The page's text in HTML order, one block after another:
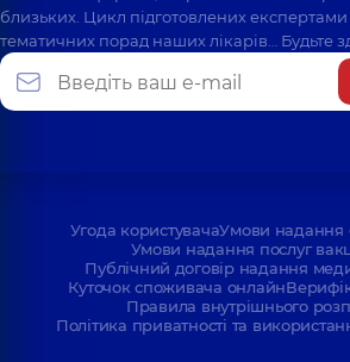
близьких. Цикл підготовлених
тематичних порад наших лікарів… Будьте
Угода користувачаУмови надання
Умови надання послуг
Публічний договір надання
Куточок споживача онлайн
Правила внутрішнього
Політика приватності та